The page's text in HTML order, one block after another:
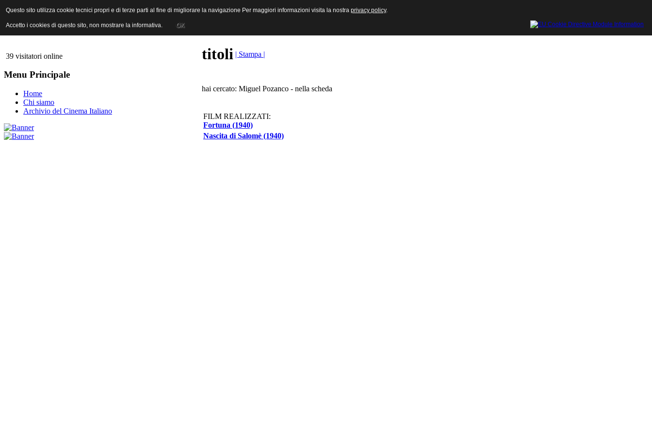
ANICA | Associazione Nazionale Industrie Cinematografiche Audiovisive e Multimediali
39 visitatori online
Menu Principale
Home
Chi siamo
Archivio del Cinema Italiano
titoli | Stampa |
hai cercato: Miguel Pozanco - nella scheda
FILM REALIZZATI:
Fortuna (1940)
Nascita di Salomè (1940)
Questo sito utilizza cookie tecnici propri e di terze parti al fine di migliorare la navigazione Per maggiori informazioni visita la nostra privacy policy.
Accetto i cookies di questo sito, non mostrare la informativa. OK
Questo sito utilizza cookie tecnici propri e di terze parti al fine di migliorare la navigazione Per maggiori informazioni visita la nostra privacy policy.
Accetto i cookies di questo sito, non mostrare la informativa. OK